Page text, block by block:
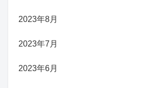
2023年8月
2023年7月
2023年6月